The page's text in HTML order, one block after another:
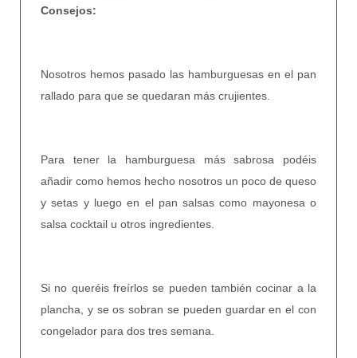
Consejos:
Nosotros hemos pasado las hamburguesas en el pan
rallado para que se quedaran más crujientes.
Para tener la hamburguesa más sabrosa podéis
añadir como hemos hecho nosotros un poco de queso
y setas y luego en el pan salsas como mayonesa o
salsa cocktail u otros ingredientes.
Si no queréis freírlos se pueden también cocinar a la
plancha, y se os sobran se pueden guardar en el con
congelador para dos tres semana.